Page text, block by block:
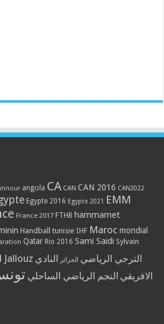
angola CA CAN CAN 2016 CAN2022
Egypte 2016 Egypte 2021 EMM
France 2017 FTHB hammamet
Handball tunisie IHF Maroc mondial
Qatar Rio 2016 Sami Saidi Sylvain
Jallouz الترجي الرياضي الجزائر النادي
الافريقي النجم الرياضي الساحلي